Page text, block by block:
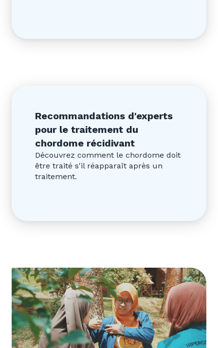
Recommandations d'experts
pour le traitement du
chordome récidivant
Découvrez comment le chordome doit
être traité s'il réapparaît après un
traitement.